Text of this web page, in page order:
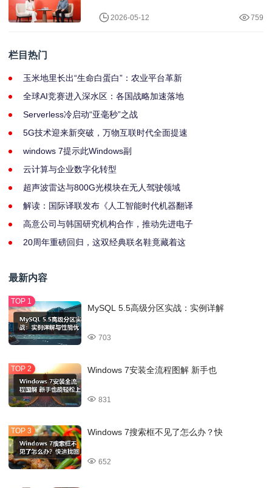
2026-05-12 759
栏目热门
玉米地里长出“生命白蛋白”：农业平台革新
全球AI竞赛进入深水区：各国战略加速落地
Serverless冷启动“亚毫秒”之战
5G技术迎来新突破，万物互联时代全面提速
windows 7提示此Windows副
云计算与企业数字化转型
超声波雷达与800G光模块在无人驾驶领域
解读：国际译联发布《人工智能时代机器翻译
高意公司与韩国研究机构合作，推动先进电子
20周年重磅回归，这双经典联名鞋竟藏着这
最新内容
MySQL 5.5高级分区实战：实例详解
703
Windows 7安装全流程图解 新手也
831
Windows 7搜索框不见了怎么办？快
652